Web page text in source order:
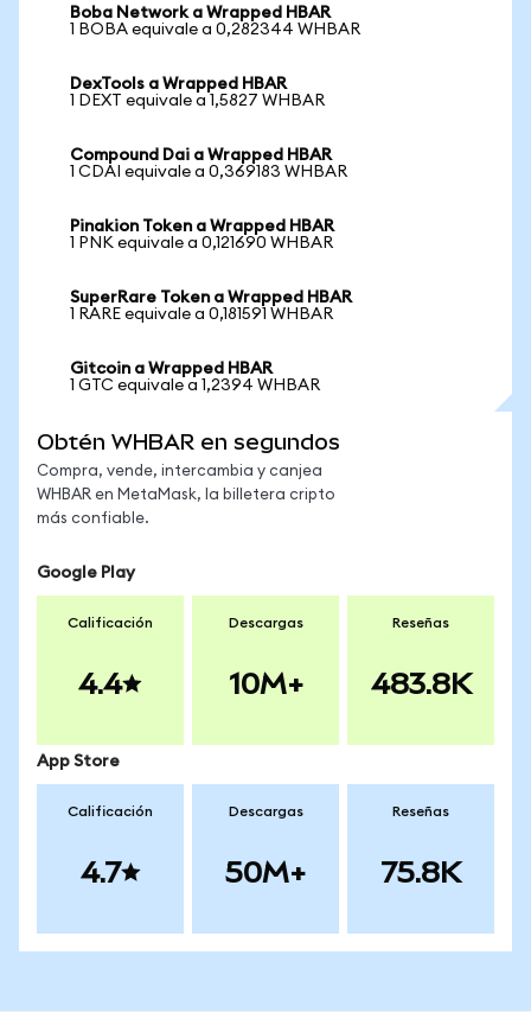
Boba Network a Wrapped HBAR
1 BOBA equivale a 0,282344 WHBAR
DexTools a Wrapped HBAR
1 DEXT equivale a 1,5827 WHBAR
Compound Dai a Wrapped HBAR
1 CDAI equivale a 0,369183 WHBAR
Pinakion Token a Wrapped HBAR
1 PNK equivale a 0,121690 WHBAR
SuperRare Token a Wrapped HBAR
1 RARE equivale a 0,181591 WHBAR
Gitcoin a Wrapped HBAR
1 GTC equivale a 1,2394 WHBAR
Obtén WHBAR en segundos
Compra, vende, intercambia y canjea
WHBAR en MetaMask, la billetera cripto
más confiable.
Google Play
Calificación
4.4
Descargas
10M+
Reseñas
483.8K
App Store
Calificación
4.7
Descargas
50M+
Reseñas
75.8K